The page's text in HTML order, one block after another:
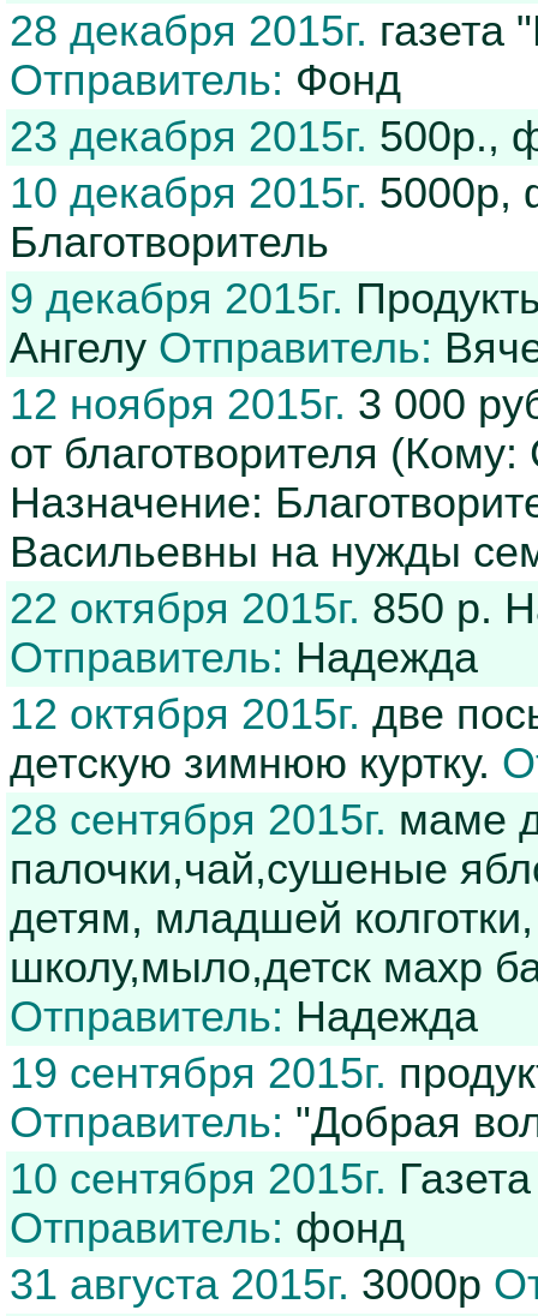
28 декабря 2015г. газета
Отправитель: Фонд
23 декабря 2015г. 500р.,
10 декабря 2015г. 5000р,
Благотворитель
9 декабря 2015г.
Ангелу Отправитель:
12 ноября 2015г. 3 000
от благотворителя
Назначение:
Васильевны на нужды
22 октября 2015г. 850 р.
Отправитель: Надежда
12 октября 2015г. две
детскую зимнюю куртку.
28 сентября 2015г. маме
палочки,чай,сушеные
детям, младшей
школу,мыло,детск махр
Отправитель: Надежда
19 сентября 2015г.
Отправитель: "Добрая
10 сентября 2015г.
Отправитель: фонд
31 августа 2015г. 3000р